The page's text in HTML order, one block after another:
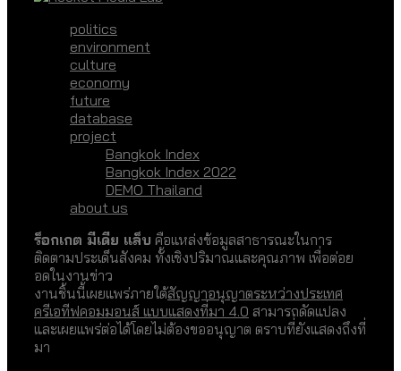
politics
environment
culture
economy
future
database
project
Bangkok Index
Bangkok Index 2022
DEMO Thailand
about us
ร็อกเกต มีเดีย แล็บ คือแหล่งข้อมูลสาธารณะในการ
ติดตามประเด็นสังคม ทั้งเชิงปริมาณและคุณภาพ เพื่อต่อย
อดในงานข่าว
งานชิ้นนี้เผยแพร่ภายใต้สัญญาอนุญาตระหว่างประเทศ
ครีเอทีฟคอมมอนส์ แบบแสดงที่มา 4.0 สามารถดัดแปลง
และเผยแพร่ต่อได้โดยไม่ต้องขออนุญาต ตราบที่ยังแสดงถึงที่
มา